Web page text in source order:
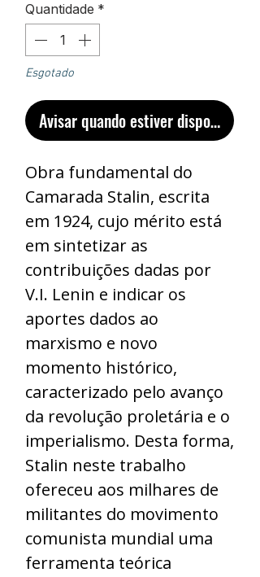
Quantidade *
Esgotado
Avisar quando estiver disponível
Obra fundamental do
Camarada Stalin, escrita
em 1924, cujo mérito está
em sintetizar as
contribuições dadas por
V.I. Lenin e indicar os
aportes dados ao
marxismo e novo
momento histórico,
caracterizado pelo avanço
da revolução proletária e o
imperialismo. Desta forma,
Stalin neste trabalho
ofereceu aos milhares de
militantes do movimento
comunista mundial uma
ferramenta teórica